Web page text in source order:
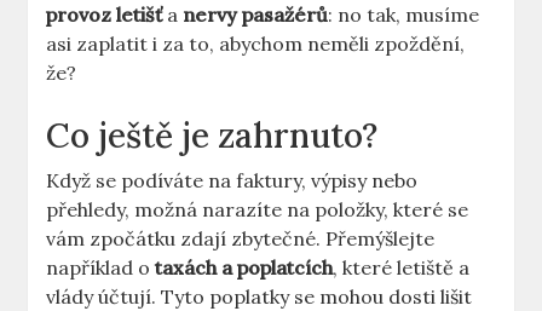
provoz letišťa nervy pasažérů: no tak, musíme
asi zaplatit i za to, abychom neměli zpoždění,
že?
Co ještě je zahrnuto?
Když se podíváte na faktury, výpisy nebo
přehledy, možná narazíte na položky, které se
vám zpočátku zdají zbytečné. Přemýšlejte
například otaxách a poplatcích, které letiště a
vlády účtují. Tyto poplatky se mohou dosti lišit